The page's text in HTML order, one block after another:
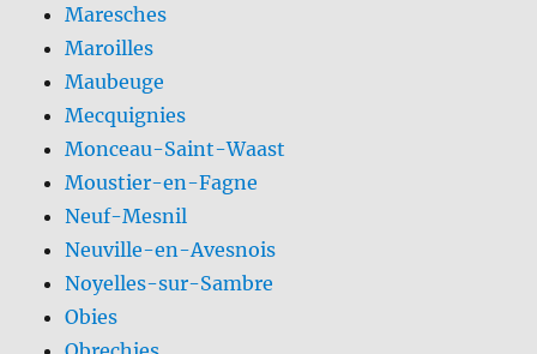
Maresches
Maroilles
Maubeuge
Mecquignies
Monceau-Saint-Waast
Moustier-en-Fagne
Neuf-Mesnil
Neuville-en-Avesnois
Noyelles-sur-Sambre
Obies